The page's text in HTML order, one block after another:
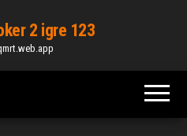
2 igre 123